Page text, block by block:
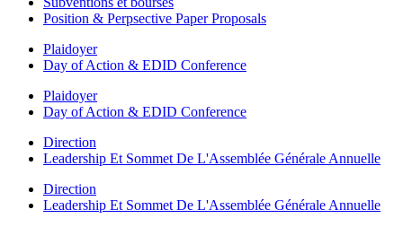
Position & Perpsective Paper Proposals
Plaidoyer
Day of Action & EDID Conference
Plaidoyer
Day of Action & EDID Conference
Direction
Leadership Et Sommet De L'Assemblée Générale Annuelle
Direction
Leadership Et Sommet De L'Assemblée Générale Annuelle